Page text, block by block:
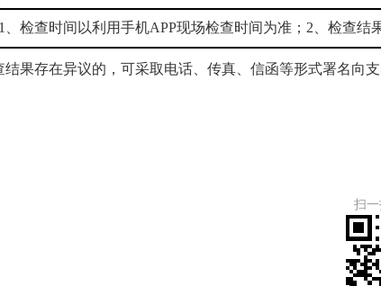
1、检查时间以利用手机APP现场检查时间为准；2、检查结
存在异议的，可采取电话、传真、信函等形式署名向支
扫